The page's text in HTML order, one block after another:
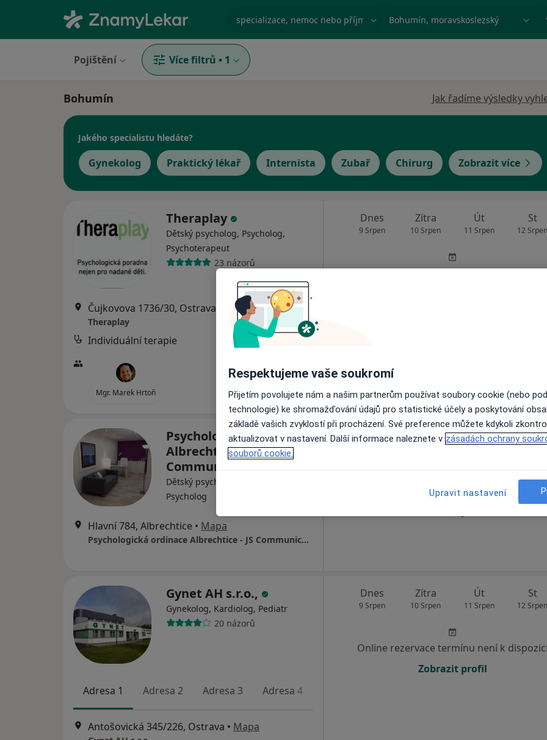
specializace, nemoc nebo příjmení Město nebo region
Pojištění Více filtrů • 1
Bohumín Jak řadíme výsledky
Jakého specialistu hledáte?
Gynekolog Praktický lékař Internista Zubař Chirurg Zobrazit více
Theraplay
Dětský psycholog, Psycholog,
Psychoterapeut
23 názorů
Čujkovova 1736/30, Ostrava Mapa
Theraplay
Individuální terapie
Mgr. Marek Hrtoň
Dnes
9 Srpen
Zítra
10 Srpen
Út
11 Srpen
St
12 Srpen
Online rezervace termínu není k
Psychologická ordinace
Albrechtice - JS
Communication s.r.o.
Dětský psycholog, Diagnostik,
Psycholog
Hlavní 784, Albrechtice • Mapa
Psychologická ordinace Albrechtice - JS Communication s.r.o.
Dnes Zítra Út
11 Srpen
St
12
Online rezervace termínu není k
Gynet AH s.r.o.,
Gynekolog, Kardiolog, Pediatr
20 názorů
Adresa 1 Adresa 2 Adresa 3 Adresa 4
Antošovická 345/226, Ostrava • Mapa
Dnes
9 Srpen
Zítra
10 Srpen
Út
11 Srpen
St
12 Srpen
Online rezervace termínu není k dispozici
Zobrazit profil
Respektujeme vaše soukromí
Přijetím povolujete nám a našim partnerům používat soubory cookie (nebo
technologie) ke shromažďování údajů pro statistické účely a poskytování
základě vašich zvyklostí při procházení. Své preference můžete kdykoli
aktualizovat v nastavení. Další informace naleznete v zásadách ochrany
souborů cookie.
Upravit nastavení